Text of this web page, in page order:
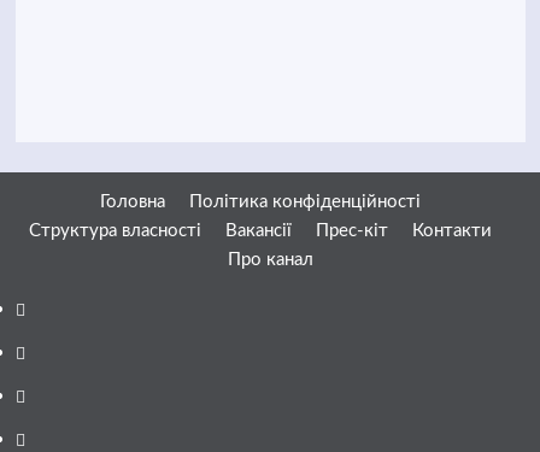
Головна
Політика конфіденційності
Структура власності
Вакансії Прес-кіт
Контакти
Про канал
Facebook
YouTube
Telegram
Instagram